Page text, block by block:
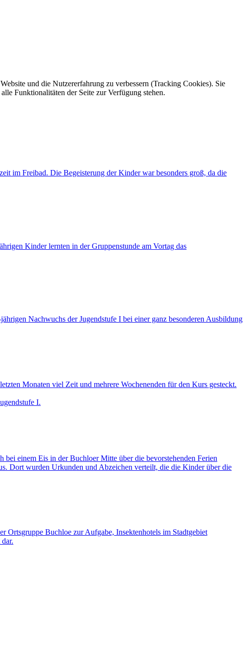
im Freibad. Die Begeisterung der Kinder war besonders groß, da die
Kinder lernten in der Gruppenstunde am Vortag das
Nachwuchs der Jugendstufe I bei einer ganz besonderen Ausbildung
Monaten viel Zeit und mehrere Wochenenden für den Kurs gesteckt.
I.
einem Eis in der Buchloer Mitte über die bevorstehenden Ferien
Dort wurden Urkunden und Abzeichen verteilt, die die Kinder über die
Ortsgruppe Buchloe zur Aufgabe, Insektenhotels im Stadtgebiet
und die Nutzererfahrung zu verbessern (Tracking Cookies). Sie
Funktionalitäten der Seite zur Verfügung stehen.